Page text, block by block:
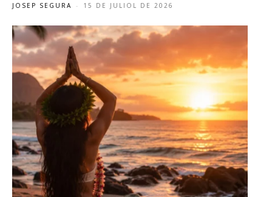
JOSEP SEGURA - 15 DE JULIOL DE 2026